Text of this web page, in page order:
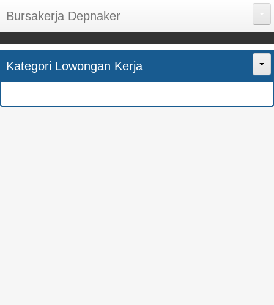
Bursakerja Depnaker
About Me
Disclaimer
Kategori Lowongan Kerja